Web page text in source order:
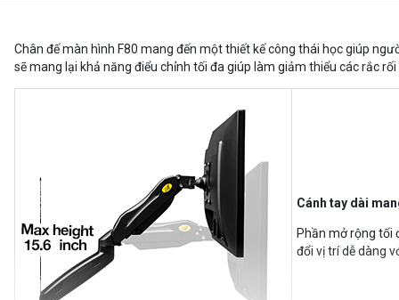
Chân đế màn hình F80 mang đến một thiết kế công thái học giúp
sẽ mang lại khả năng điểu chỉnh tối đa giúp làm giảm thiểu các rắc
Cánh tay dài
Phần mở rộng tối
đổi vị trí dễ dàng